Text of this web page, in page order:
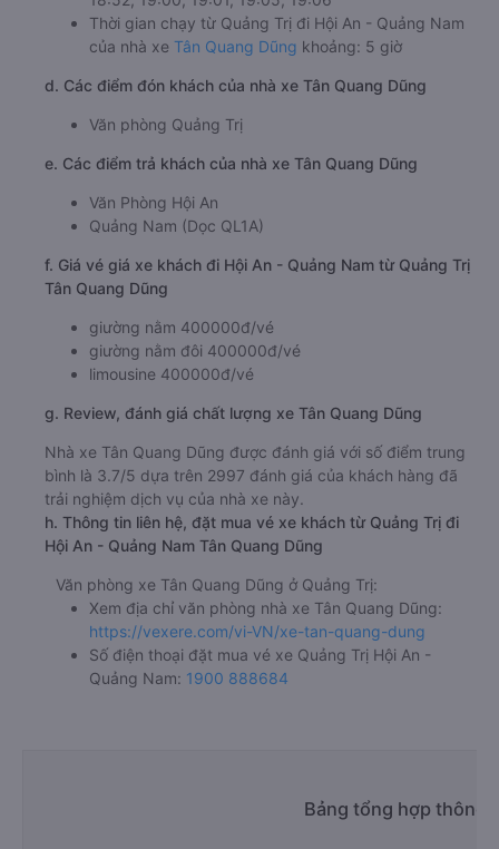
Thời gian chạy từ Quảng Trị đi Hội An - Quảng Nam
của nhà xe Tân Quang Dũng khoảng: 5 giờ
d. Các điểm đón khách của nhà xe Tân Quang Dũng
Văn phòng Quảng Trị
e. Các điểm trả khách của nhà xe Tân Quang Dũng
Văn Phòng Hội An
Quảng Nam (Dọc QL1A)
f. Giá vé giá xe khách đi Hội An - Quảng Nam từ Quảng Trị
Tân Quang Dũng
giường nằm 400000đ/vé
giường nằm đôi 400000đ/vé
limousine 400000đ/vé
g. Review, đánh giá chất lượng xe Tân Quang Dũng
Nhà xe Tân Quang Dũng được đánh giá với số điểm trung
bình là 3.7/5 dựa trên 2997 đánh giá của khách hàng đã
trải nghiệm dịch vụ của nhà xe này.
h. Thông tin liên hệ, đặt mua vé xe khách từ Quảng Trị đi
Hội An - Quảng Nam Tân Quang Dũng
Văn phòng xe Tân Quang Dũng ở Quảng Trị:
Xem địa chỉ văn phòng nhà xe Tân Quang Dũng:
https://vexere.com/vi-VN/xe-tan-quang-dung
Số điện thoại đặt mua vé xe Quảng Trị Hội An -
Quảng Nam: 1900 888684
Bảng tổng hợp thông